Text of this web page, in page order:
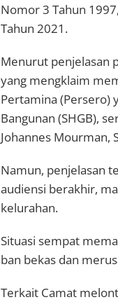
Nomor 3 Tahun
Tahun 2021.
Menurut penjelasan
yang mengklaim
Pertamina (Persero)
Bangunan (SHGB),
Johannes Mourman,
Namun, penjelasan
audiensi berakhir,
kelurahan.
Situasi sempat
ban bekas dan
Terkait Camat